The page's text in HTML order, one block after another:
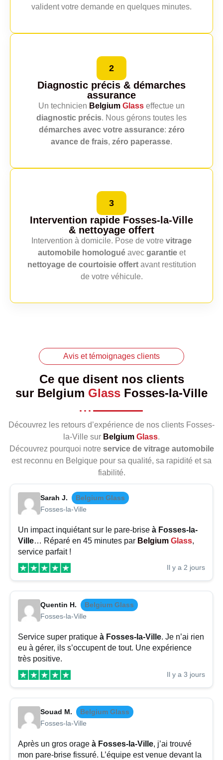
valident votre demande en quelques minutes.
2
Diagnostic précis & démarches
assurance
Un technicien Belgium Glass effectue un
diagnostic précis. Nous gérons toutes les
démarches avec votre assurance: zéro
avance de frais, zéro paperasse.
3
Intervention rapide Fosses-la-Ville
& nettoyage offert
Intervention à domicile. Pose de votre vitrage
automobile homologuéavec garantieet
nettoyage de courtoisie offertavant restitution
de votre véhicule.
Avis et témoignages clients
Ce que disent nos clients
sur Belgium Glass Fosses-la-Ville
Découvrez les retours d’expérience de nos clients Fosses-
la-Ville sur Belgium Glass.
Découvrez pourquoi notre service de vitrage automobile
est reconnu en Belgique pour sa qualité, sa rapidité et sa
fiabilité.
Sarah J.
Belgium Glass
Fosses-la-Ville
Un impact inquiétant sur le pare-brise à Fosses-la-
Ville… Réparé en 45 minutes par Belgium Glass,
service parfait !
Il y a 2 jours
Quentin H.
Belgium Glass
Fosses-la-Ville
Service super pratique à Fosses-la-Ville. Je n’ai rien
eu à gérer, ils s’occupent de tout. Une expérience
très positive.
Il y a 3 jours
Souad M.
Belgium Glass
Fosses-la-Ville
Après un gros orage à Fosses-la-Ville, j’ai trouvé
mon pare-brise fissuré. L’équipe est venue devant la